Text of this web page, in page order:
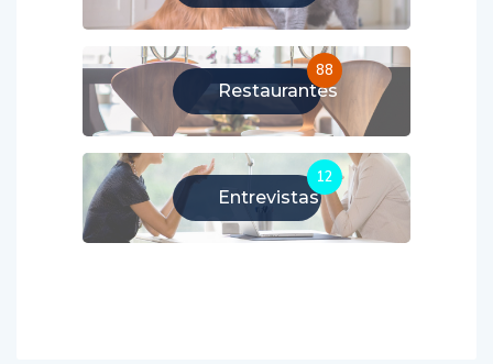
Restaurantes
88
Entrevistas
12